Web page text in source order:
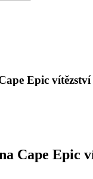
Epic vítězství
Cape Epic